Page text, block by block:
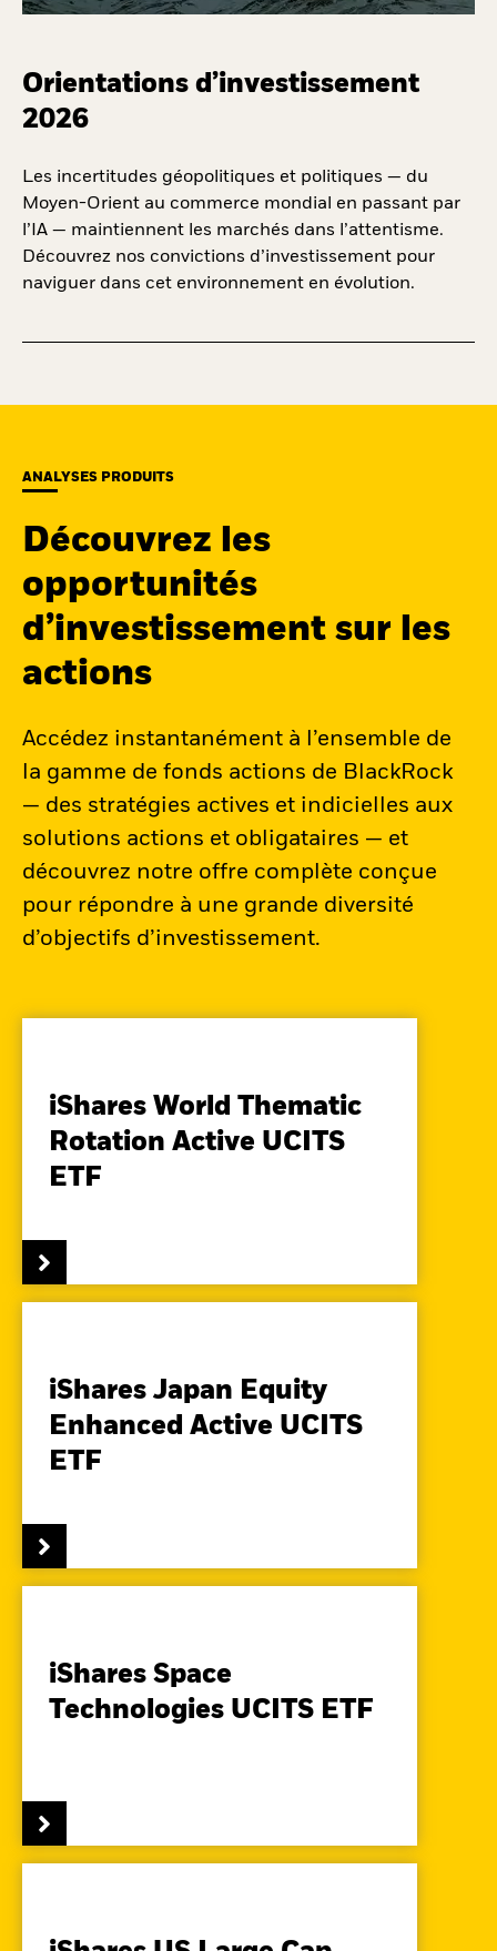
Orientations d’investissement
2026
Les incertitudes géopolitiques et politiques — du
Moyen-Orient au commerce mondial en passant par
l’IA — maintiennent les marchés dans l’attentisme.
Découvrez nos convictions d’investissement pour
naviguer dans cet environnement en évolution.
ANALYSES PRODUITS
Découvrez les
opportunités
d’investissement sur les
actions
Accédez instantanément à l’ensemble de
la gamme de fonds actions de BlackRock
— des stratégies actives et indicielles aux
solutions actions et obligataires — et
découvrez notre offre complète conçue
pour répondre à une grande diversité
d’objectifs d’investissement.
iShares World Thematic
Rotation Active UCITS
ETF
iShares Japan Equity
Enhanced Active UCITS
ETF
iShares Space
Technologies UCITS ETF